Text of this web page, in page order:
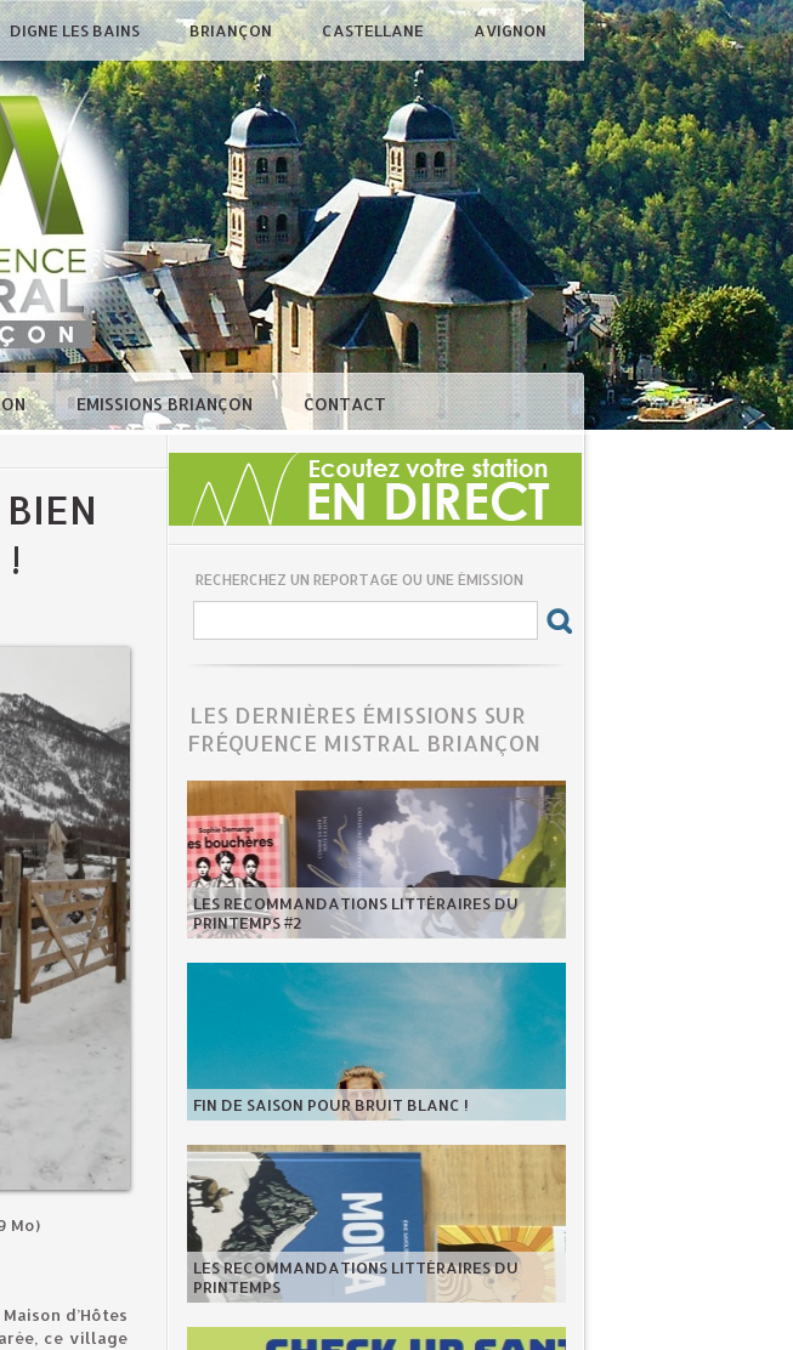
DIGNE LES BAINS BRIANÇON CASTELLANE AVIGNON
EMISSIONS BRIANÇON CONTACT
Mo)
d’Hôtes
ce village
RECHERCHEZ UN REPORTAGE OU UNE ÉMISSION
LES DERNIÈRES ÉMISSIONS SUR
FRÉQUENCE MISTRAL BRIANÇON
LES RECOMMANDATIONS LITTÉRAIRES DU
PRINTEMPS #2
FIN DE SAISON POUR BRUIT BLANC !
LES RECOMMANDATIONS LITTÉRAIRES DU
PRINTEMPS